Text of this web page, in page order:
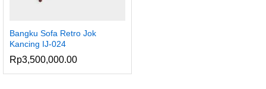
Bangku Sofa Retro Jok
Kancing IJ-024
Rp3,500,000.00